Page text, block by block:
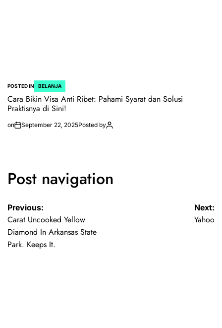
POSTED IN BELANJA
Cara Bikin Visa Anti Ribet: Pahami Syarat dan Solusi
Praktisnya di Sini!
on September 22, 2025Posted by
Post navigation
Previous:
Carat Uncooked Yellow
Diamond In Arkansas State
Park. Keeps It.
Next:
Yahoo